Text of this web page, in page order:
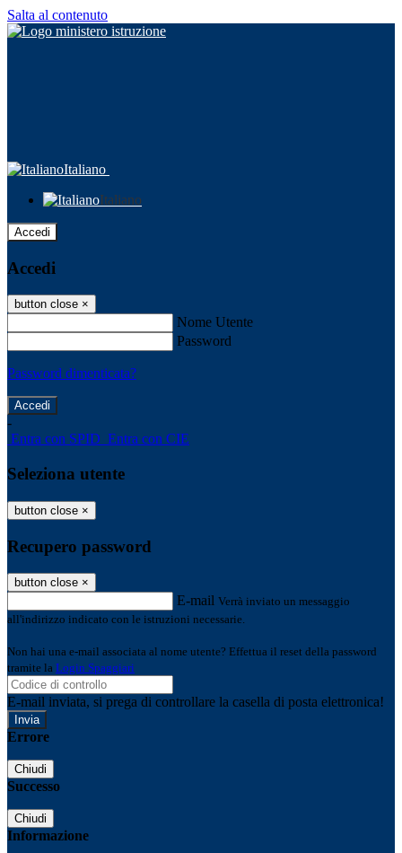
Salta al contenuto
Italiano
Italiano
Accedi
Accedi
button close ×
Nome Utente
Password
Password dimenticata?
-
Entra con SPID Entra con CIE
Seleziona utente
button close ×
Recupero password
button close ×
E-mail Verrà inviato un messaggio
all'indirizzo indicato con le istruzioni necessarie.
Non hai una e-mail associata al nome utente? Effettua il reset della password
tramite la Login Spaggiari
E-mail inviata, si prega di controllare la casella di posta elettronica!
Errore
Chiudi
Successo
Chiudi
Informazione